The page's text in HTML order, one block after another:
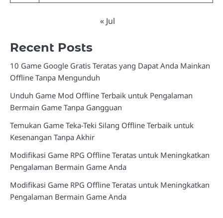
« Jul
Recent Posts
10 Game Google Gratis Teratas yang Dapat Anda Mainkan
Offline Tanpa Mengunduh
Unduh Game Mod Offline Terbaik untuk Pengalaman
Bermain Game Tanpa Gangguan
Temukan Game Teka-Teki Silang Offline Terbaik untuk
Kesenangan Tanpa Akhir
Modifikasi Game RPG Offline Teratas untuk Meningkatkan
Pengalaman Bermain Game Anda
Modifikasi Game RPG Offline Teratas untuk Meningkatkan
Pengalaman Bermain Game Anda